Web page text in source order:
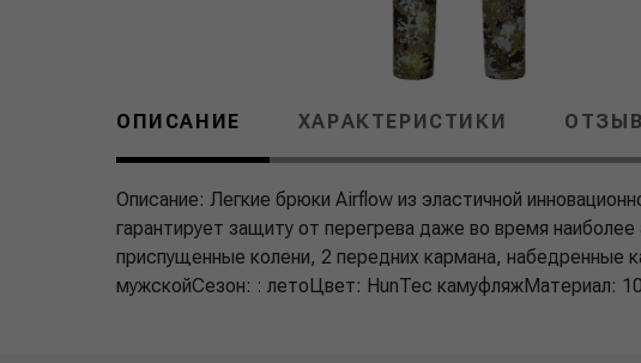
ОПИСАНИЕ ХАРАКТЕРИСТИКИ
Описание: Легкие брюки Airflow из эластичной
гарантирует защиту от перегрева даже во время
приспущенные колени, 2 передних кармана, набедренные
мужскойСезон: : летоЦвет: HunTec камуфляжМатериал: